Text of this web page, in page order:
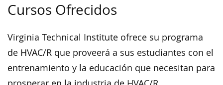
Cursos Ofrecidos
Virginia Technical Institute ofrece su programa
de HVAC/R que proveerá a sus estudiantes con el
entrenamiento y la educación que necesitan para